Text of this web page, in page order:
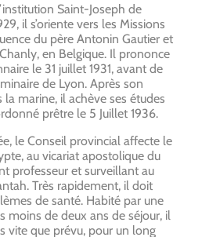
Saint-Joseph de
il s’oriente vers les Missions
du père Antonin Gautier et
en Belgique. Il prononce
le 31 juillet 1931, avant de
de Lyon. Après son
marine, il achève ses études
prêtre le 5 Juillet 1936.
le Conseil provincial affecte le
au vicariat apostolique du
professeur et surveillant au
Très rapidement, il doit
de santé. Habité par une
moins de deux ans de séjour, il
vite que prévu, pour un long